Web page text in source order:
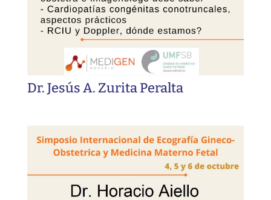
Dr. Jesús A. Zurita Peralta